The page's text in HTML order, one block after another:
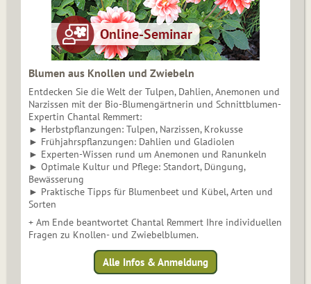
Blumen aus Knollen und Zwiebeln
Entdecken Sie die Welt der Tulpen, Dahlien, Anemonen und
Narzissen mit der Bio-Blumengärtnerin und Schnittblumen-
Expertin Chantal Remmert:
► Herbstpflanzungen: Tulpen, Narzissen, Krokusse
► Frühjahrspflanzungen: Dahlien und Gladiolen
► Experten-Wissen rund um Anemonen und Ranunkeln
► Optimale Kultur und Pflege: Standort, Düngung,
Bewässerung
► Praktische Tipps für Blumenbeet und Kübel, Arten und
Sorten
+ Am Ende beantwortet Chantal Remmert Ihre individuellen
Fragen zu Knollen- und Zwiebelblumen.
Alle Infos & Anmeldung